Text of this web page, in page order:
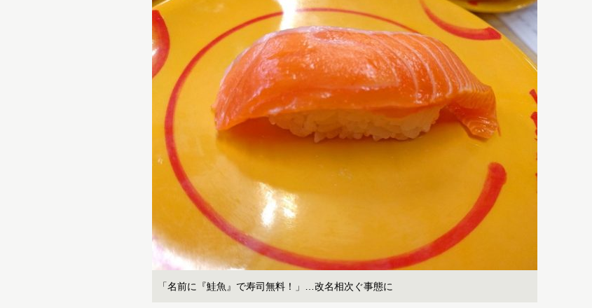
「名前に『鮭魚』で寿司無料！」…改名相次ぐ事態に